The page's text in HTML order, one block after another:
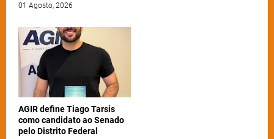
01 Agosto, 2026
AGIR define Tiago Tarsis
como candidato ao Senado
pelo Distrito Federal